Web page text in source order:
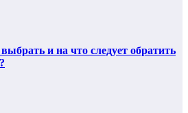
и на что следует обратить